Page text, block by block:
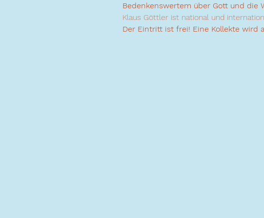
Bedenkenswertem über Gott und die
Klaus Göttler ist national und
Der Eintritt ist frei! Eine Kollekte wird